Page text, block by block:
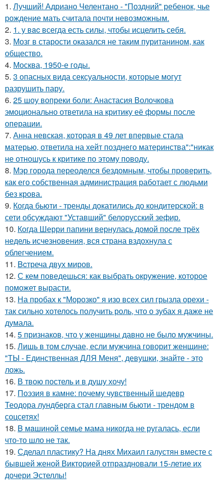
1. Лучший! Адриано Челентано - "Поздний" ребенок, чье
рождение мать считала почти невозможным.
2. 1. у вac всегда есть силы, чтобы исцелить себя.
3. Мозг в старости оказался не таким пуританином, как
общество.
4. Москва, 1950-е годы.
5. 3 опасных вида сексуальности, которые могут
разрушить пару.
6. 25 шоу вопреки боли: Анастасия Волочкова
эмоционально ответила на критику её формы после
операции.
7. Анна невская, которая в 49 лет впервые стала
матерью, ответила на хейт позднего материнства":"никак
не отношусь к критике по этому поводу.
8. Мэр города переоделся бездомным, чтобы проверить,
как его собственная администрация работает с людьми
без крова.
9. Когда бьюти - тренды докатились до кондитерской: в
сети обсуждают "Уставший" белорусский зефир.
10. Когда Шерри папини вернулась домой после трёх
недель исчезновения, вся страна вздохнула с
облегчением.
11. Bcтреча двух миров.
12. С кем поведешься: как выбрать окружение, которое
поможет вырасти.
13. На пробах к "Морозко" я изо всех сил грызла орехи -
так сильно хотелось получить роль, что о зубах я даже не
думала.
14. 5 признаков, что у женщины давно не было мужчины.
15. Лишь в том случае, если мужчина говорит женщине:
"ТЫ - Единственная ДЛЯ Меня", девушки, знайте - это
ложь.
16. В твою постель и в душу хочу!
17. Поэзия в камне: почему чувственный шедевр
Теодора лундберга стал главным бьюти - трендом в
соцсетях!
18. B мaшиной семье мама никогда не ругалась, если
что-то шло не так.
19. Сделал пластику? На днях Михаил галустян вместе с
бывшей женой Викторией отпраздновали 15-летие их
дочери Эстеллы!